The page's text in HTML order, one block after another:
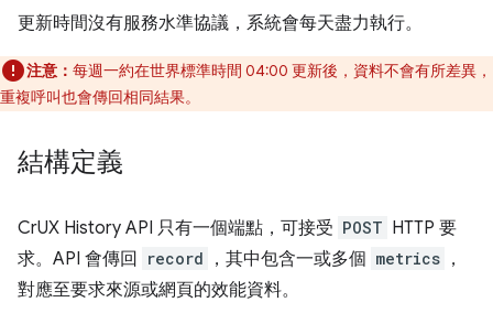
更新時間沒有服務水準協議，系統會每天盡力執行。
注意： 每週一約在世界標準時間 04:00 更新後，資料不會有所差異，
重複呼叫也會傳回相同結果。
結構定義
CrUX History API 只有一個端點，可接受 POST HTTP 要
求。API 會傳回
record ，其中包含一或多個 metrics ，
對應至要求來源或網頁的效能資料。